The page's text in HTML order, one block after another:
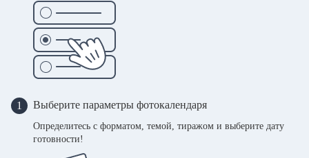
1 Выберите параметры фотокалендаря
Определитесь с форматом, темой, тиражом и выберите дату
готовности!